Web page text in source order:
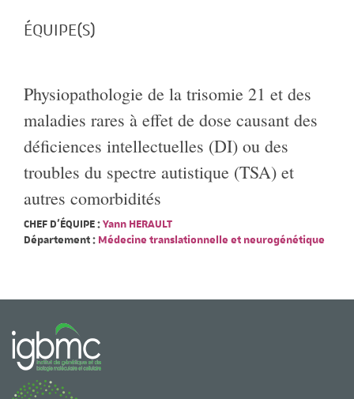
ÉQUIPE(S)
Physiopathologie de la trisomie 21 et des
maladies rares à effet de dose causant des
déficiences intellectuelles (DI) ou des
troubles du spectre autistique (TSA) et
autres comorbidités
CHEF D'ÉQUIPE :Yann HERAULT
Département : Médecine translationnelle et neurogénétique